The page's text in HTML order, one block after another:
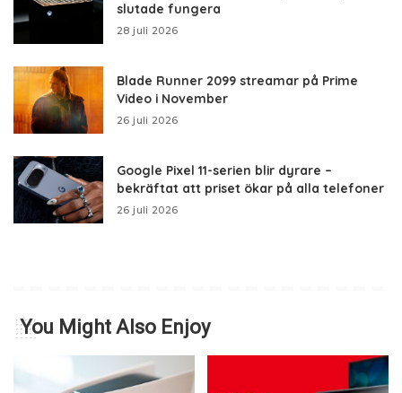
slutade fungera
28 juli 2026
Blade Runner 2099 streamar på Prime
Video i November
26 juli 2026
Google Pixel 11-serien blir dyrare –
bekräftat att priset ökar på alla telefoner
26 juli 2026
You Might Also Enjoy